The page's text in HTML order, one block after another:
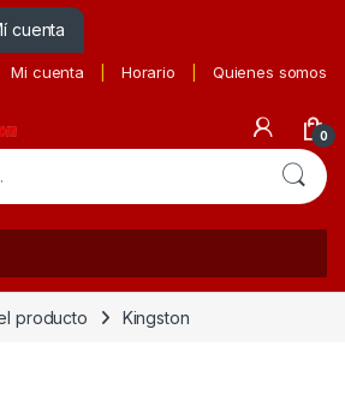
cuenta
Mi cuenta Horario Quienes somos
0
producto Kingston